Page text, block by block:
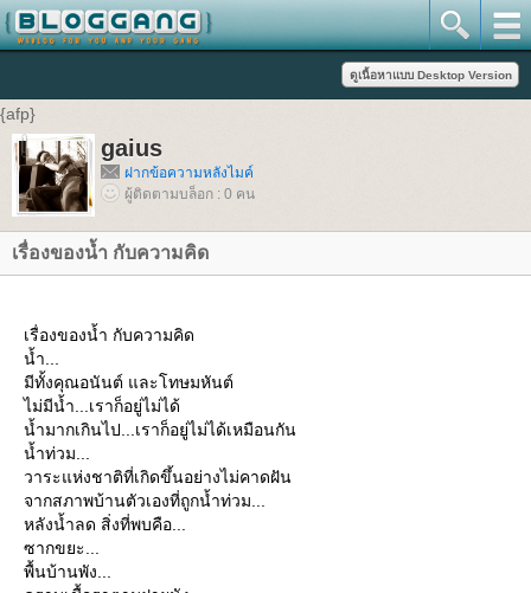
{afp}
gaius
ฝากข้อความหลังไมค์
ผู้ติดตามบล็อก : 0 คน
เรื่องของน้ำ กับความคิด
เรื่องของน้ำ กับความคิด
น้ำ...
มีทั้งคุณอนันต์ และโทษมหันต์
ไม่มีน้ำ...เราก็อยู่ไม่ได้
น้ำมากเกินไป...เราก็อยู่ไม่ได้เหมือนกัน
น้ำท่วม...
วาระแห่งชาติที่เกิดขึ้นอย่างไม่คาดฝัน
จากสภาพบ้านตัวเองที่ถูกน้ำท่วม...
หลังน้ำลด สิ่งที่พบคือ...
ซากขยะ...
พื้นบ้านพัง...